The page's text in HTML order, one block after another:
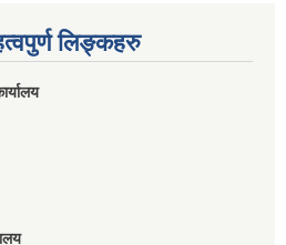
लिङ्कहरु